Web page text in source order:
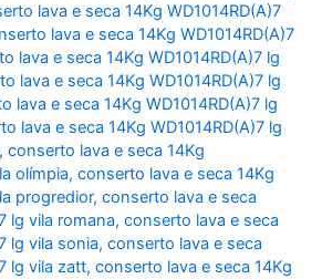
lava e seca 14Kg WD1014RD(A)7
lava e seca 14Kg WD1014RD(A)7
lava e seca 14Kg WD1014RD(A)7 lg
lava e seca 14Kg WD1014RD(A)7 lg
lava e seca 14Kg WD1014RD(A)7 lg
lava e seca 14Kg WD1014RD(A)7 lg
,conserto lava e seca 14Kg
olímpia,conserto lava e seca 14Kg
progredior,conserto lava e seca
lg vila romana,conserto lava e seca
lg vila sonia,conserto lava e seca
lg vila zatt,conserto lava e seca 14Kg